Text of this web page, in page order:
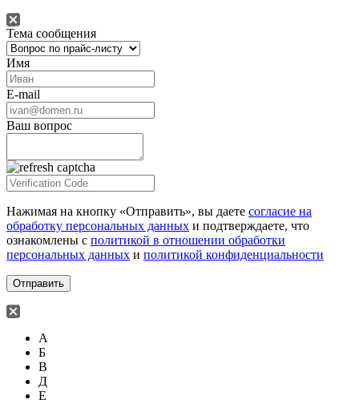
Тема сообщения
Имя
E-mail
Ваш вопрос
Нажимая на кнопку «Отправить», вы даете согласие на
обработку персональных данных и подтверждаете, что
ознакомлены с политикой в отношении обработки
персональных данных и политикой конфиденциальности
А
Б
В
Д
Е